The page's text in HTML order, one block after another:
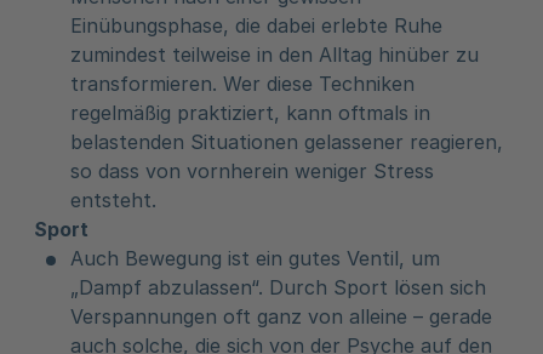
Einübungsphase, die dabei erlebte Ruhe
zumindest teilweise in den Alltag hinüber zu
transformieren. Wer diese Techniken
regelmäßig praktiziert, kann oftmals in
belastenden Situationen gelassener reagieren,
so dass von vornherein weniger Stress
entsteht.
Sport
Auch Bewegung ist ein gutes Ventil, um
„Dampf abzulassen“. Durch Sport lösen sich
Verspannungen oft ganz von alleine – gerade
auch solche, die sich von der Psyche auf den